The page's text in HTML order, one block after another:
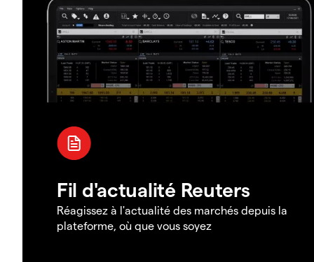
Fil d'actualité Reuters
Réagissez à l'actualité des marchés depuis la
plateforme, où que vous soyez